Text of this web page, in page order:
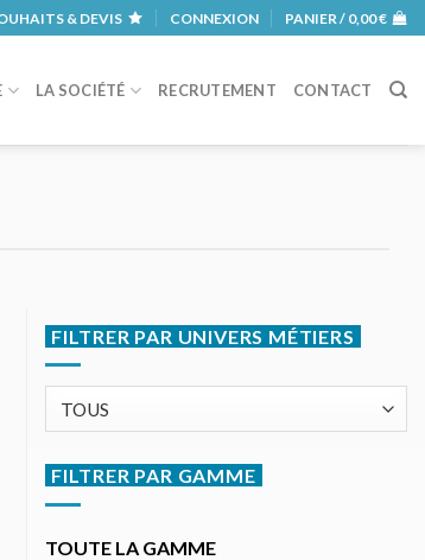
& DEVIS CONNEXION PANIER / 0,00€
LA SOCIÉTÉ RECRUTEMENT CONTACT
FILTRER PAR UNIVERS MÉTIERS
FILTRER PAR GAMME
TOUTE LA GAMME